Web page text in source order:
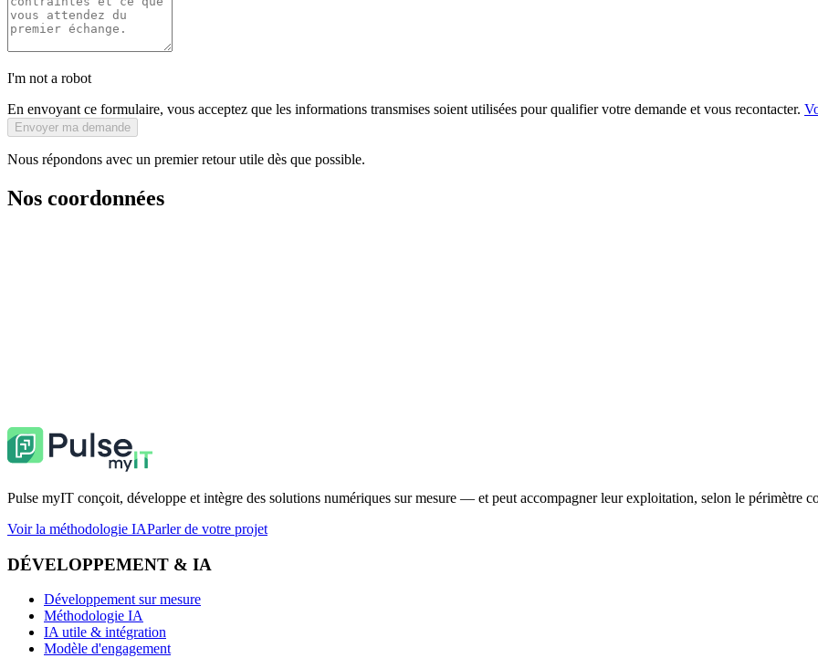
I'm not a robot
En envoyant ce formulaire, vous acceptez que les informations transmises soient utilisées pour qualifier votre demande et vous recontacter.
Envoyer ma demande
Nous répondons avec un premier retour utile dès que possible.
Nos coordonnées
Pulse myIT conçoit, développe et intègre des solutions numériques sur mesure — et peut accompagner leur exploitation, selon le périmètre
Voir la méthodologie IAParler de votre projet
DÉVELOPPEMENT & IA
Développement sur mesure
Méthodologie IA
IA utile & intégration
Modèle d'engagement